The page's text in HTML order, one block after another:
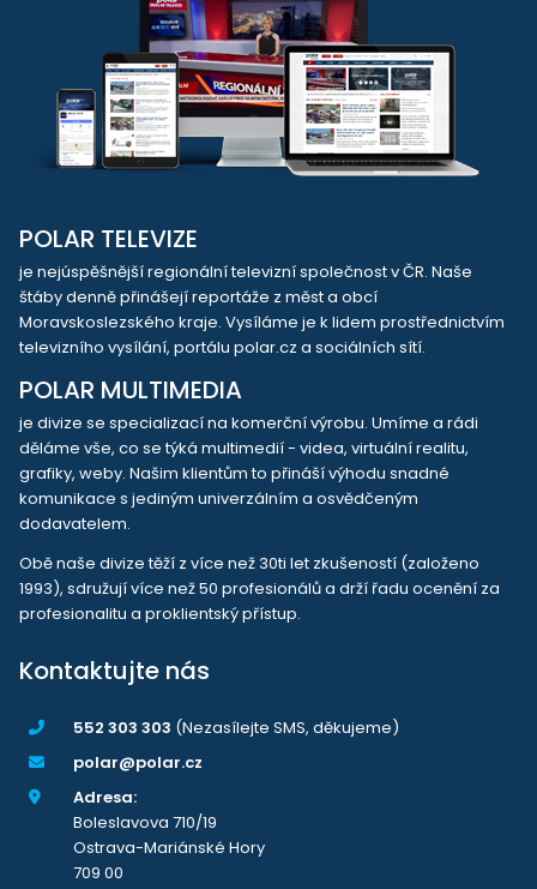
POLAR TELEVIZE
je nejúspěšnější regionální televizní společnost v ČR. Naše
štáby denně přinášejí reportáže z měst a obcí
Moravskoslezského kraje. Vysíláme je k lidem prostřednictvím
televizního vysílání, portálu polar.cz a sociálních sítí.
POLAR MULTIMEDIA
je divize se specializací na komerční výrobu. Umíme a rádi
děláme vše, co se týká multimedií - videa, virtuální realitu,
grafiky, weby. Našim klientům to přináší výhodu snadné
komunikace s jediným univerzálním a osvědčeným
dodavatelem.
Obě naše divize těží z více než 30ti let zkušeností (založeno
1993), sdružují více než 50 profesionálů a drží řadu ocenění za
profesionalitu a proklientský přístup.
Kontaktujte nás
552 303 303 (Nezasílejte SMS, děkujeme)
polar@polar.cz
Adresa:
Boleslavova 710/19
Ostrava-Mariánské Hory
709 00